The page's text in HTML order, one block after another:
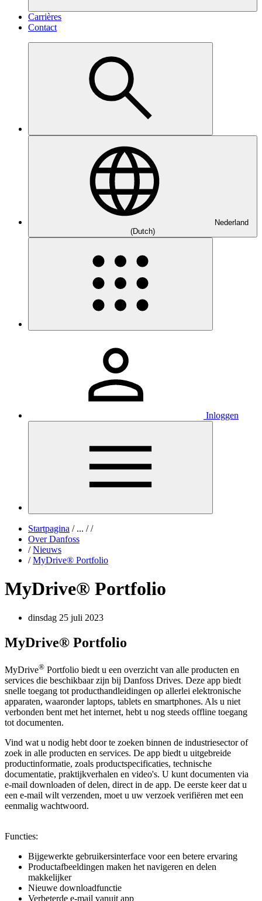
Carrières
Contact
Nederland
(Dutch)
Inloggen
Startpagina /... / /
Over Danfoss
/ Nieuws
/ MyDrive® Portfolio
MyDrive® Portfolio
dinsdag 25 juli 2023
MyDrive® Portfolio
MyDrive® Portfolio biedt u een overzicht van alle producten en
services die beschikbaar zijn bij Danfoss Drives. Deze app biedt
snelle toegang tot producthandleidingen op allerlei elektronische
apparaten, waaronder laptops, tablets en smartphones. Als u niet
verbonden bent met het internet, hebt u nog steeds offline toegang
tot documenten.
Vind wat u nodig hebt door te zoeken binnen de industriesector of
zoek in alle producten en services. De app biedt u uitgebreide
productinformatie, zoals productspecificaties, technische
documentatie, praktijkverhalen en video's. U kunt documenten via
e-mail downloaden of delen, direct in de app. De eerste keer dat u
een e-mail wilt verzenden, moet u uw verzoek verifiëren met een
eenmalig wachtwoord.
Functies:
Bijgewerkte gebruikersinterface voor een betere ervaring
Productafbeeldingen maken het navigeren en delen
makkelijker
Nieuwe downloadfunctie
Verbeterde e-mail vanuit app